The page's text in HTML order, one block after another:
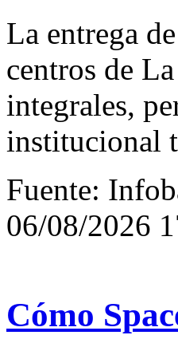
La entrega
centros de
integrales,
institucional
Fuente:
06/08/2026
Cómo